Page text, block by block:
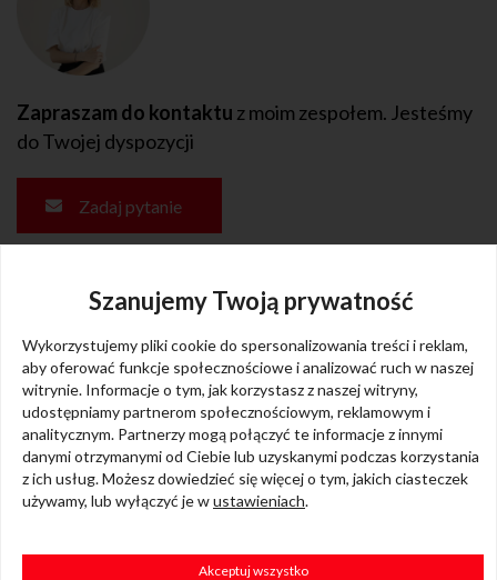
Zapraszam do kontaktu z moim zespołem. Jesteśmy
do Twojej dyspozycji
Zadaj pytanie
Przeprowadzimy Cię przezwszystkie etapy
od wyboru odpowiedniego lokum po odbiór
kluczy.
Szanujemy Twoją prywatność
Wykorzystujemy pliki cookie do spersonalizowania treści i reklam,
aby oferować funkcje społecznościowe i analizować ruch w naszej
witrynie. Informacje o tym, jak korzystasz z naszej witryny,
udostępniamy partnerom społecznościowym, reklamowym i
analitycznym. Partnerzy mogą połączyć te informacje z innymi
danymi otrzymanymi od Ciebie lub uzyskanymi podczas korzystania
z ich usług. Możesz dowiedzieć się więcej o tym, jakich ciasteczek
używamy, lub wyłączyć je wustawieniach.
Akceptuj wszystko